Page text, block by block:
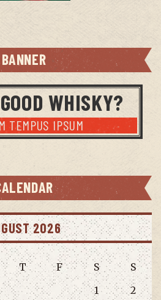
BANNER
WHISKY?
TEMPUS IPSUM
2026
T F S
S
1
2